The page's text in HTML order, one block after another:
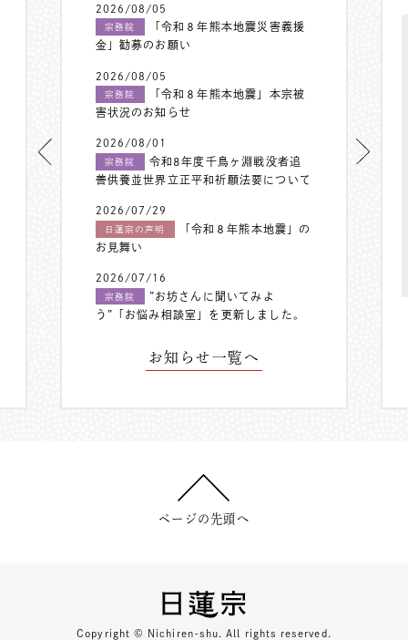
2026/08/05
宗務院
「令和８年熊本地震災害義援
金」勧募のお願い
2026/08/05
宗務院
「令和８年熊本地震」本宗被
害状況のお知らせ
2026/08/01
宗務院
令和8年度千鳥ヶ淵戦没者追
善供養並世界立正平和祈願法要について
2026/07/29
日蓮宗の声明
「令和８年熊本地震」の
お見舞い
2026/07/16
宗務院
”お坊さんに聞いてみよ
う”「お悩み相談室」を更新しました。
お知らせ一覧へ
ページの先頭へ
Copyright © Nichiren-shu. All rights reserved.